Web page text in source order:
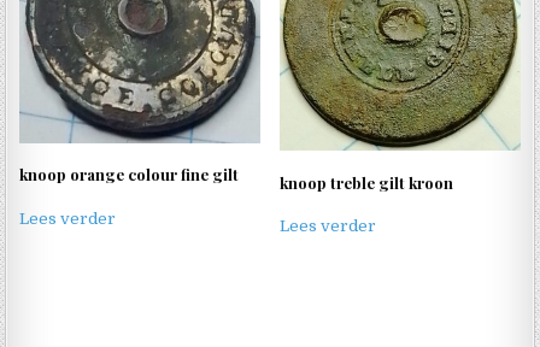
knoop orange colour fine gilt
Lees verder
knoop treble gilt kroon
Lees verder